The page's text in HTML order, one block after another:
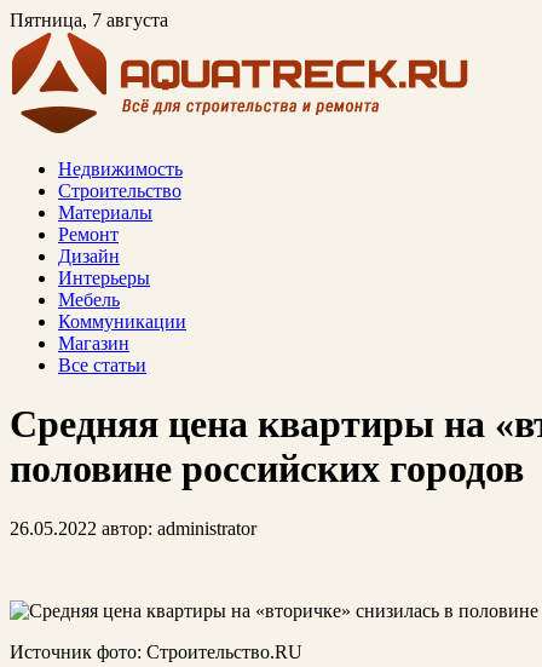
Пятница, 7 августа
Недвижимость
Строительство
Материалы
Ремонт
Дизайн
Интерьеры
Мебель
Коммуникации
Магазин
Все статьи
Средняя цена квартиры на
половине российских городов
26.05.2022 автор: administrator
Источник фото: Строительство.RU